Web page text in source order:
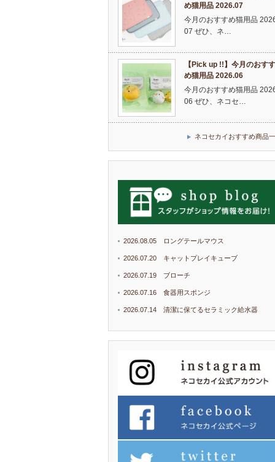
め猫用品 2026.07
今月のおすすめ猫用品
07 ぜひ、ネ…
【Pick up !!】今月のおすす
め猫用品 2026.06
今月のおすすめ猫用品
06 ぜひ、ネコセ…
ネコセカイおすすめ商品
2026.08.05 ロングテールマウス
2026.07.20 キャットプレイキューブ
2026.07.19 ブローチ
2026.07.16 食器用スポンジ
2026.07.14 清潔に保てるセラミック給水器